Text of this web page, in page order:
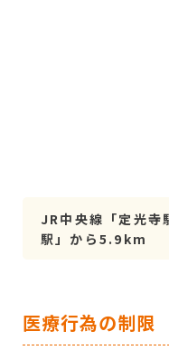
JR中央線「定光
駅」から5.9km
医療行為の制限